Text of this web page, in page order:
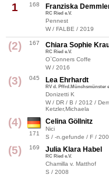
1 168 Franziska
RC Ried e.V.
Pennest
W / FALBE / 2019
(2) 167 Chiara Sophie
RC Ried e.V.
O`Conners Coffe
W / 2016
(3) 045 Lea Ehrhardt
RV d. Pffrd.Münchsmünster
Donizetti K
W / DR / B / 2012 /
Ketzler,Michaela
(4)
171
Celina Göllnitz
Nici
S / -n.gefunde / F /
(5) 169 Julia Klara Habel
RC Ried e.V.
Chamilla v. Matthof
S / 2008